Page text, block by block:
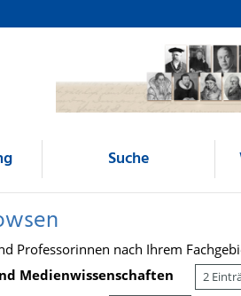
Suche
Professorinnen nach Ihrem
Medienwissenschaften
2